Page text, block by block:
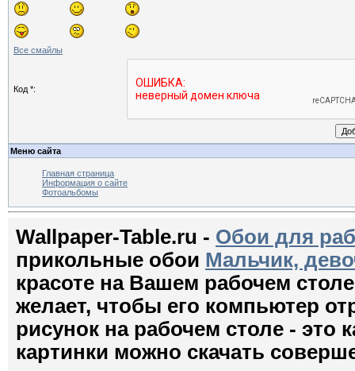
Все смайлы
Код *:
Меню сайта
Главная страница
Информация о сайте
Фотоальбомы
Wallpaper-Table.ru - Обои для
прикольные обои Мальчик,
красоте на Вашем рабочем
желает, чтобы его компьютер
рисунок на рабочем столе - это
картинки можно скачать